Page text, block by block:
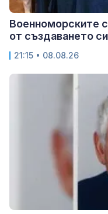
Военноморските
от създаването си
21:15 • 08.08.26